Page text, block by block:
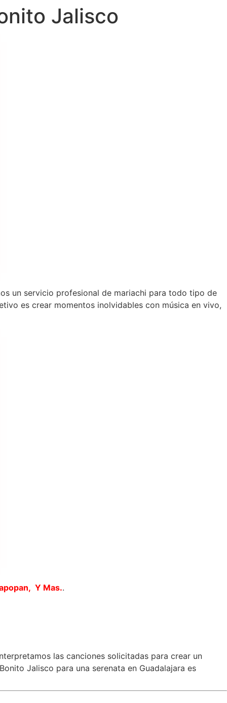
Jalisco
un servicio profesional de mariachi para todo tipo de
es crear momentos inolvidables con música en vivo,
Y Mas..
las canciones solicitadas para crear un
Jalisco para una serenata en Guadalajara es